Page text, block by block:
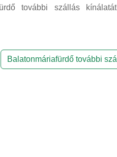
további szállás
Balatonmáriafürdő további